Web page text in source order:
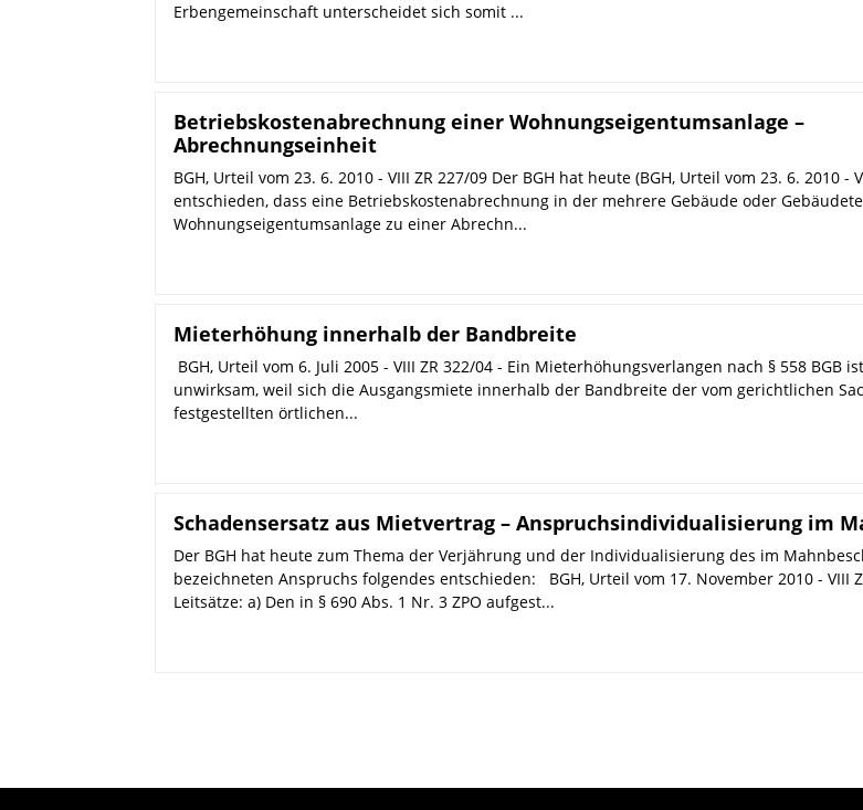
Erbengemeinschaft unterscheidet sich somit ...
Betriebskostenabrechnung einer Wohnungseigentumsanlage –
Abrechnungseinheit
BGH, Urteil vom 23. 6. 2010 - VIII ZR 227/09 Der BGH hat heute (BGH, Urteil vom 23. 6. 2010 -
entschieden, dass eine Betriebskostenabrechnung in der mehrere Gebäude oder
Wohnungseigentumsanlage zu einer Abrechn...
Mieterhöhung innerhalb der Bandbreite
BGH, Urteil vom 6. Juli 2005 - VIII ZR 322/04 - Ein Mieterhöhungsverlangen nach § 558 BGB
unwirksam, weil sich die Ausgangsmiete innerhalb der Bandbreite der vom gerichtlichen
festgestellten örtlichen...
Schadensersatz aus Mietvertrag – Anspruchsindividualisierung im
Der BGH hat heute zum Thema der Verjährung und der Individualisierung des im
bezeichneten Anspruchs folgendes entschieden: BGH, Urteil vom 17. November 2010 - VIII
Leitsätze: a) Den in § 690 Abs. 1 Nr. 3 ZPO aufgest...